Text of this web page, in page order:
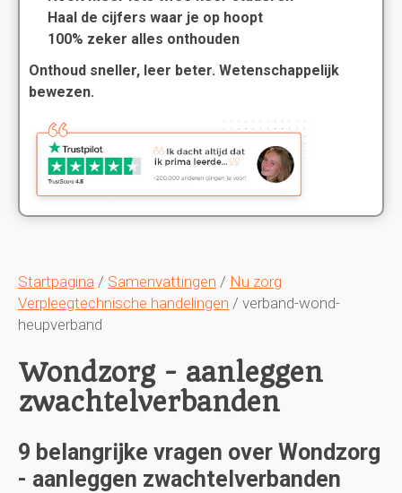
Startpagina / Samenvattingen / Nu zorg
Verpleegtechnische handelingen / verband-wond-
heupverband
Wondzorg - aanleggen
zwachtelverbanden
9 belangrijke vragen over Wondzorg
- aanleggen zwachtelverbanden
Haal de cijfers waar je op hoopt
100% zeker alles onthouden
Onthoud sneller, leer beter. Wetenschappelijk
bewezen.